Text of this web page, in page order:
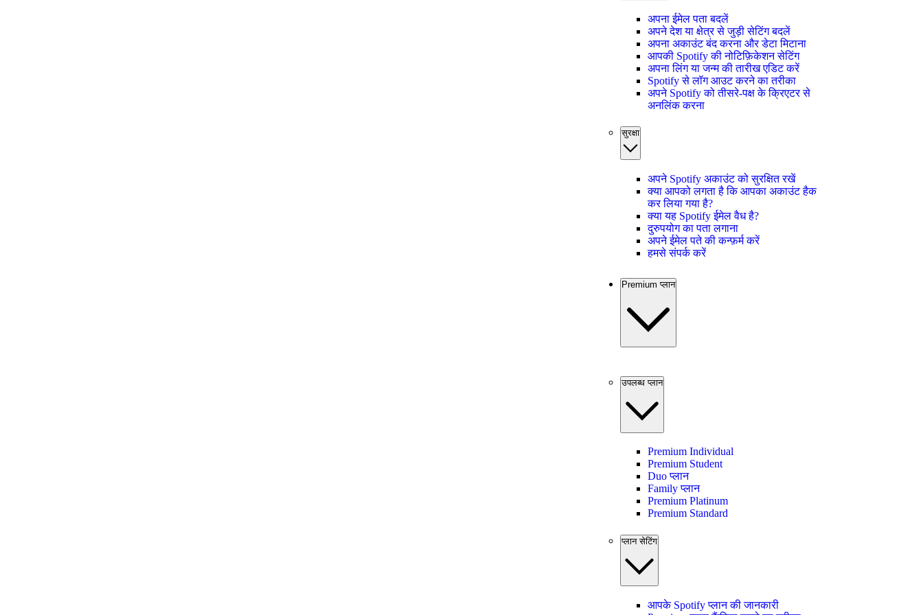
अपना ईमेल पता बदलें
अपने देश या क्षेत्र से जुड़ी सेटिंग बदलें
अपना अकाउंट बंद करना और डेटा मिटाना
आपकी Spotify की नोटिफ़िकेशन सेटिंग
अपना लिंग या जन्म की तारीख एडिट करें
Spotify से लॉग आउट करने का तरीका
अपने Spotify को तीसरे-पक्ष के क्रिएटर से
अनलिंक करना
सुरक्षा
अपने Spotify अकाउंट को सुरक्षित रखें
क्या आपको लगता है कि आपका अकाउंट हैक
कर लिया गया है?
क्या यह Spotify ईमेल वैध है?
दुरुपयोग का पता लगाना
अपने ईमेल पते की कन्फ़र्म करें
हमसे संपर्क करें
Premium प्लान
उपलब्ध प्लान
Premium Individual
Premium Student
Duo प्लान
Family प्लान
Premium Platinum
Premium Standard
प्लान सेटिंग
आपके Spotify प्लान की जानकारी